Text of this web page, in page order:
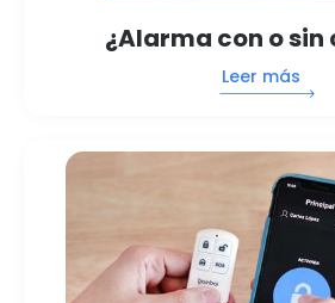
¿Alarma con o sin
Leer más